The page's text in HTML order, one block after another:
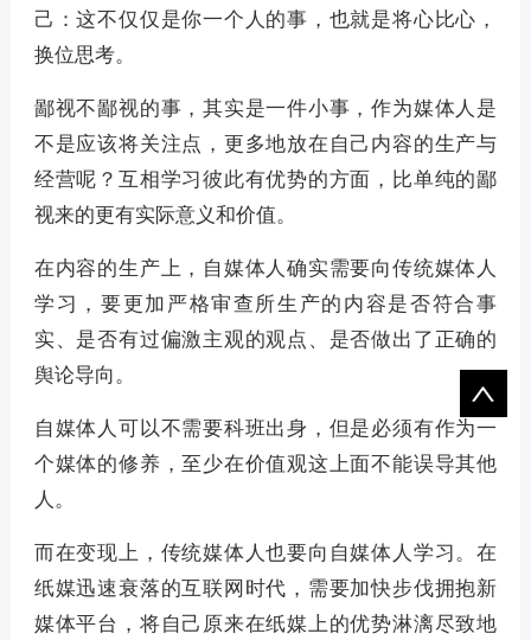
己：这不仅仅是你一个人的事，也就是将心比心，
换位思考。
鄙视不鄙视的事，其实是一件小事，作为媒体人是
不是应该将关注点，更多地放在自己内容的生产与
经营呢？互相学习彼此有优势的方面，比单纯的鄙
视来的更有实际意义和价值。
在内容的生产上，自媒体人确实需要向传统媒体人
学习，要更加严格审查所生产的内容是否符合事
实、是否有过偏激主观的观点、是否做出了正确的
舆论导向。
自媒体人可以不需要科班出身，但是必须有作为一
个媒体的修养，至少在价值观这上面不能误导其他
人。
而在变现上，传统媒体人也要向自媒体人学习。在
纸媒迅速衰落的互联网时代，需要加快步伐拥抱新
媒体平台，将自己原来在纸媒上的优势淋漓尽致地